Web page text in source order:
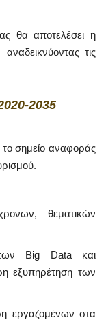
θα αποτελέσει η
τις
2035
το σημείο αναφοράς
θεματικών
Big Data και
εξυπηρέτηση των
εργαζομένων στα